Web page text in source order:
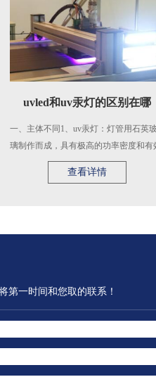
和uv汞灯的区别在哪
体不同1、uv汞灯：灯管用石英玻
而成，具有极高的功率密度和有效
线波长。2、uvle ...
查看详情
第一时间和您取的联系！